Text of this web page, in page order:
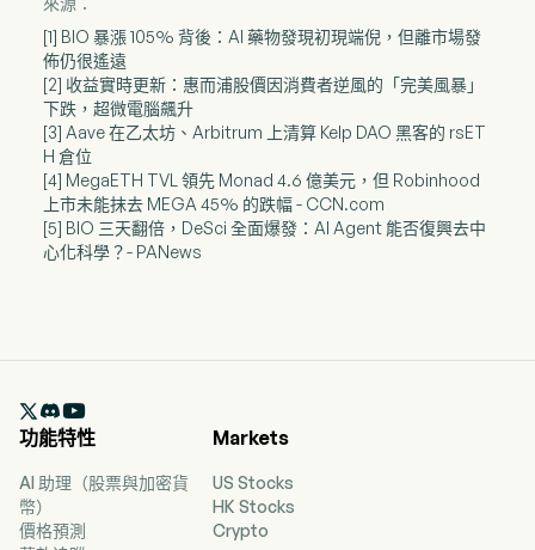
[1] BIO 暴漲 105% 背後：AI 藥物發現初現端倪，但離市場發
佈仍很遙遠
[2] 收益實時更新：惠而浦股價因消費者逆風的「完美風暴」
下跌，超微電腦飆升
[3] Aave 在乙太坊、Arbitrum 上清算 Kelp DAO 黑客的 rsET
H 倉位
[4] MegaETH TVL 領先 Monad 4.6 億美元，但 Robinhood
上市未能抹去 MEGA 45% 的跌幅 - CCN.com
[5] BIO 三天翻倍，DeSci 全面爆發：AI Agent 能否復興去中
心化科學？- PANews

功能特性
AI 助理（股票與加密貨
幣）
價格預測
Markets
US Stocks
HK Stocks
Crypto